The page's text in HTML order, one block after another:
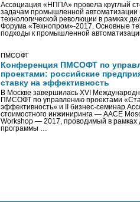
Ассоциация «НППА» провела круглый
задачам промышленной автоматизации
технологической революции в рамках
Форума «Технопром»-2017. Основные
подходы к промышленной
ПМСОФТ
Конференция ПМСОФТ по
проектами: российские
ставку на эффективность
В Москве завершилась XVI
ПМСОФТ по управлению проектами
эффективность» и II бизнес-семинар
стоимостного инжиниринга — AACE
Workshop — 2017, проводимый в рамках
программы …